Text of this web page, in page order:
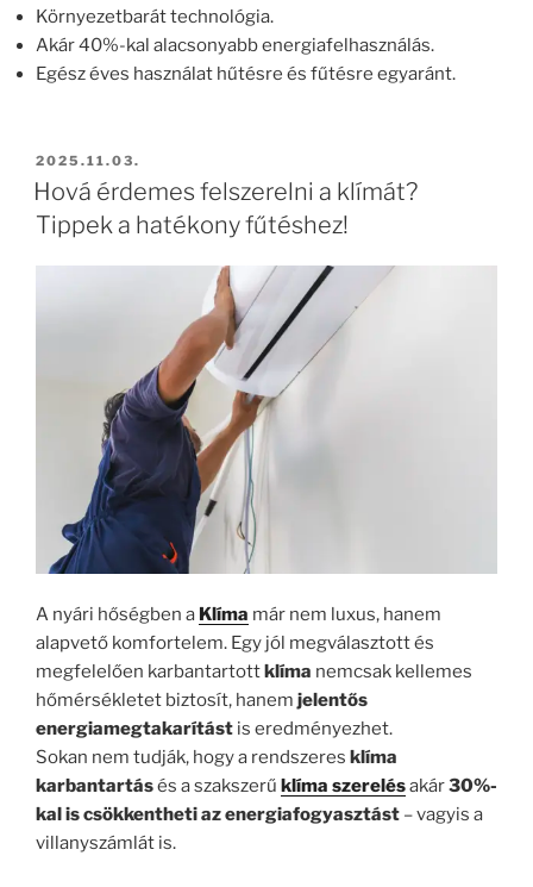
Környezetbarát technológia.
Akár 40%-kal alacsonyabb energiafelhasználás.
Egész éves használat hűtésre és fűtésre egyaránt.
BEKÜLDVE:
2025.11.03.
Hová érdemes felszerelni a klímát?
Tippek a hatékony fűtéshez!
A nyári hőségben a Klíma már nem luxus, hanem
alapvető komfortelem. Egy jól megválasztott és
megfelelően karbantartottklíma nemcsak kellemes
hőmérsékletet biztosít, hanem jelentős
energiamegtakarítást is eredményezhet.
Sokan nem tudják, hogy a rendszeres klíma
karbantartásés a szakszerű klíma szerelésakár30%-
kal is csökkentheti az energiafogyasztást – vagyis a
villanyszámlát is.